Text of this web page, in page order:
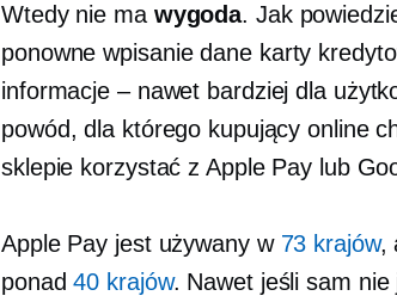
Wtedy nie ma wygoda. Jak
ponowne wpisaniedane karty
informacje – nawet bardziej dla
powód, dla którego kupujący online
sklepie korzystać z Apple Pay lub
Apple Pay jest używany w 73 krajów,
ponad40 krajów. Nawet jeśli sam